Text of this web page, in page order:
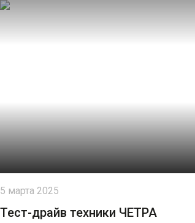
5 марта 2025
Тест-драйв техники ЧЕТРА